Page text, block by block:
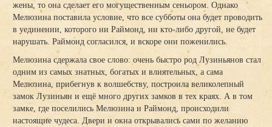
жены, то она сделает его могущественным сеньором. Однако
Мелюзина поставила условие, что все субботы она будет проводить
в уединении, которого ни Раймонд, ни кто-либо другой, не будет
нарушать. Раймонд согласился, и вскоре они поженились.
Мелюзина сдержала свое слово: очень быстро род Лузиньянов стал
одним из самых знатных, богатых и влиятельных, а сама
Мелюзина, прибегнув к волшебству, построила великолепный
замок Лузиньян и ещё много других замков в тех краях. А в том
замке, где поселились Мелюзина и Раймонд, происходили
настоящие чудеса. Двери и окна открывались сами по желанию